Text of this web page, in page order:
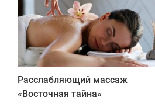
Расслабляющий массаж
«Восточная тайна»